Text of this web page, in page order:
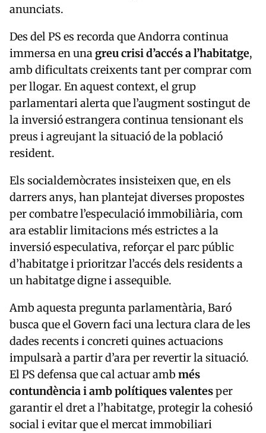
anunciats.
Des del PS es recorda que Andorra continua
immersa en unagreu crisi d’accés a l’habitatge,
amb dificultats creixents tant per comprar com
per llogar. En aquest context, el grup
parlamentari alerta que l’augment sostingut de
la inversió estrangera continua tensionant els
preus i agreujant la situació de la població
resident.
Els socialdemòcrates insisteixen que, en els
darrers anys, han plantejat diverses propostes
per combatre l’especulació immobiliària, com
ara establir limitacions més estrictes a la
inversió especulativa, reforçar el parc públic
d’habitatge i prioritzar l’accés dels residents a
un habitatge digne i assequible.
Amb aquesta pregunta parlamentària, Baró
busca que el Govern faci una lectura clara de les
dades recents i concreti quines actuacions
impulsarà a partir d’ara per revertir la situació.
El PS defensa que cal actuar amb més
contundència i amb polítiques valentesper
garantir el dret a l’habitatge, protegir la cohesió
social i evitar que el mercat immobiliari